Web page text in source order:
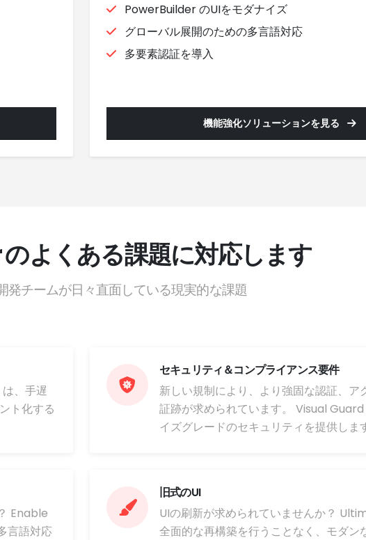
PowerBuilder のUIをモダナイズ
グローバル展開のための多言語対応
多要素認証を導入
機能強化ソリューションを見る
よくある課題に対応します
発チームが日々直面している現実的な課題
、手遅
ト化する
セキュリティ＆コンプライアンス要件
新しい規制により、より強固な認証、ア
証跡が求められています。 Visual
イズグレードのセキュリティを提供しま
Enable
言語対応
旧式のUI
UIの刷新が求められていませんか？
全面的な再構築を行うことなく、モダン